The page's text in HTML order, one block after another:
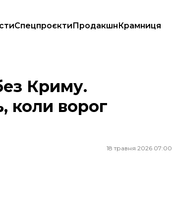
СпецпроєктиПродакшнКрамниця
Батьківщину
Криму.
коли ворог
18 травня 2026 07:00